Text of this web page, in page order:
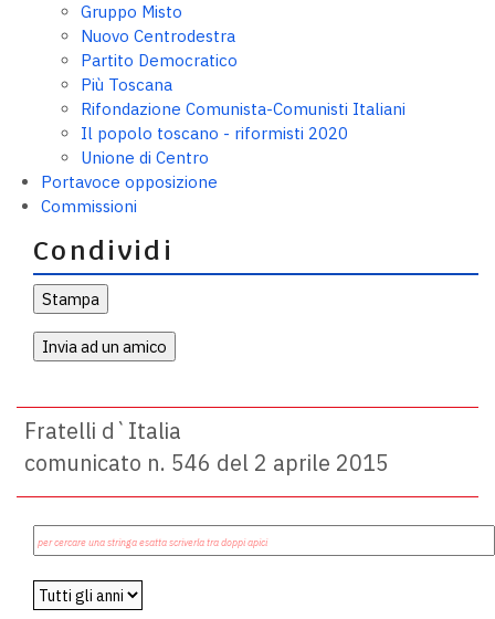
Gruppo Misto
Nuovo Centrodestra
Partito Democratico
Più Toscana
Rifondazione Comunista-Comunisti Italiani
Il popolo toscano - riformisti 2020
Unione di Centro
Portavoce opposizione
Commissioni
Condividi
Fratelli d`Italia
comunicato n. 546 del 2 aprile 2015